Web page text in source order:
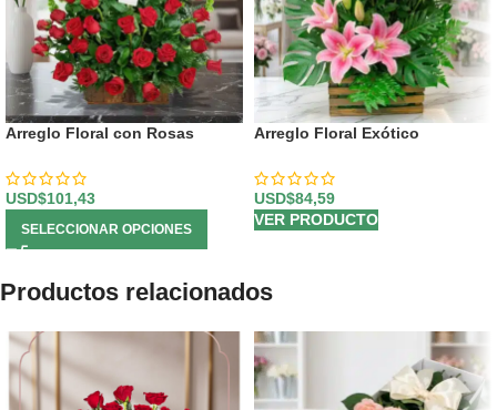
Arreglo Floral con Rosas
USD$101,43
SELECCIONAR OPCIONES
Arreglo Floral Exótico
USD$84,59
VER PRODUCTO
Productos relacionados